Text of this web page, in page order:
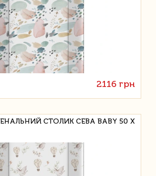
2116 грн
СТОЛИК CEBA BABY 50 Х